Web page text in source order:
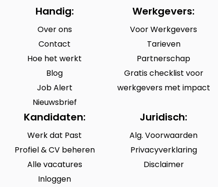
Handig:
Over ons
Contact
Hoe het werkt
Blog
Job Alert
Nieuwsbrief
Werkgevers:
Voor Werkgevers
Tarieven
Partnerschap
Gratis checklist voor
werkgevers met impact
Kandidaten:
Werk dat Past
Profiel & CV beheren
Alle vacatures
Inloggen
Juridisch:
Alg. Voorwaarden
Privacyverklaring
Disclaimer